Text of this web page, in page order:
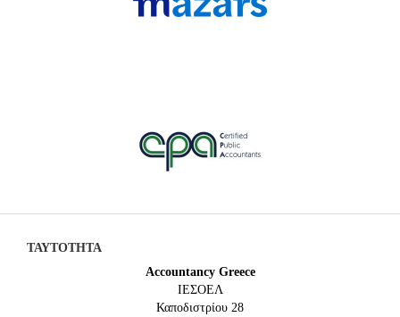
ΤΑΥΤΟΤΗΤΑ
Accountancy Greece
IEΣΟΕΛ
Καποδιστρίου 28